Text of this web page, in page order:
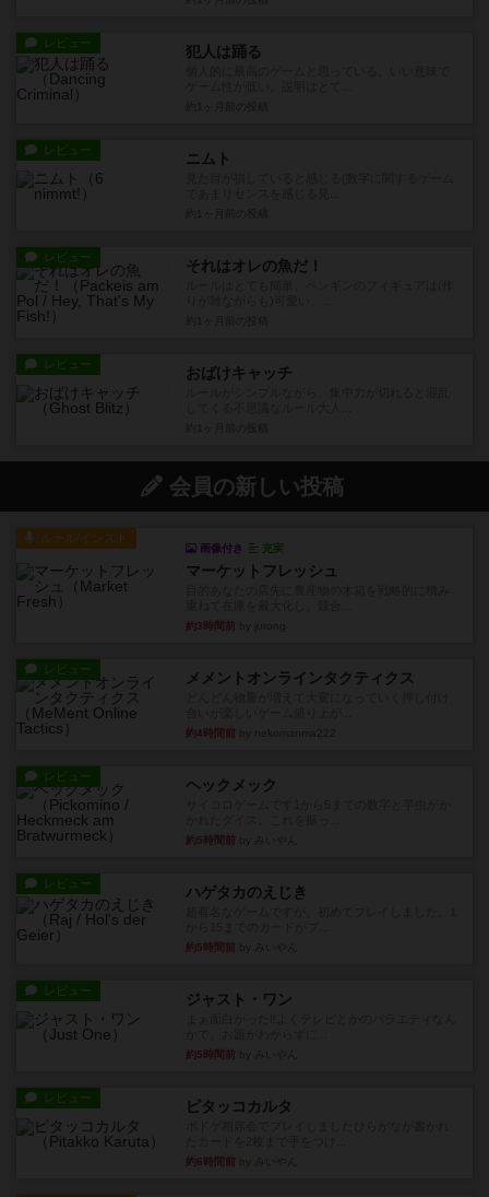
レビュー 犯人は踊る
レビュー ニムト
レビュー それはオレの魚だ！
レビュー おばけキャッチ
会員の新しい投稿
ルール/インスト
画像付き 充実
マーケットフレッシュ
約3時間前
レビュー メメントオンラインタクティクス
約4時間前
レビュー ヘックメック
約5時間前
レビュー ハゲタカのえじき
約5時間前
レビュー ジャスト・ワン
約5時間前
レビュー ピタッコカルタ
約6時間前